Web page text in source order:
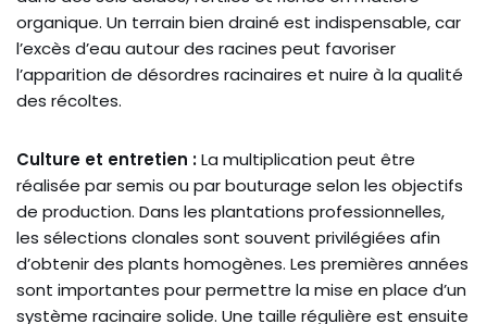
organique. Un terrain bien drainé est indispensable, car
l’excès d’eau autour des racines peut favoriser
l’apparition de désordres racinaires et nuire à la qualité
des récoltes.
Culture et entretien :La multiplication peut être
réalisée par semis ou par bouturage selon les objectifs
de production. Dans les plantations professionnelles,
les sélections clonales sont souvent privilégiées afin
d’obtenir des plants homogènes. Les premières années
sont importantes pour permettre la mise en place d’un
système racinaire solide. Une taille régulière est ensuite